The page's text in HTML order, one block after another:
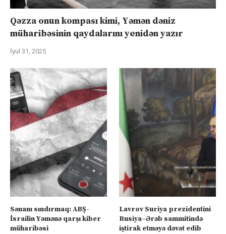
Qəzza onun kompası kimi, Yəmən dəniz
müharibəsinin qaydalarını yenidən yazır
İyul 31, 2025
Sənanı sındırmaq: ABŞ-
İsrailin Yəmənə qarşı kiber
müharibəsi
Lavrov Suriya prezidentini
Rusiya–Ərəb sammitində
iştirak etməyə dəvət edib